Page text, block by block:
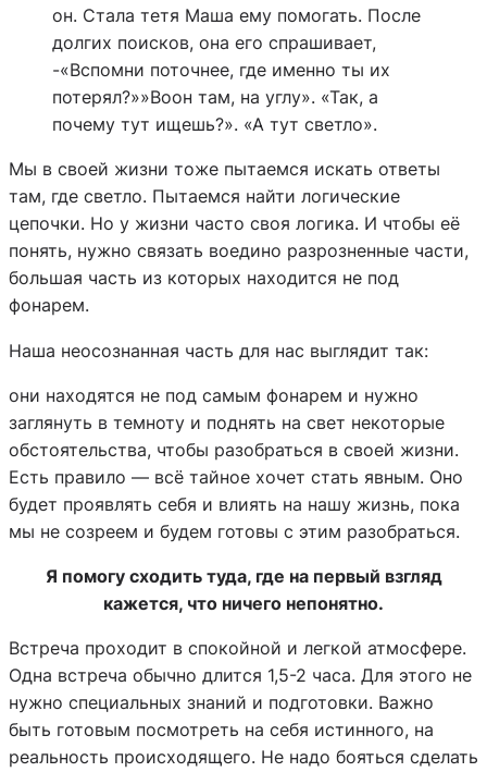
он. Стала тетя Маша ему помогать. После
долгих поисков, она его спрашивает,
-«Вспомни поточнее, где именно ты их
потерял?»»Воон там, на углу». «Так, а
почему тут ищешь?». «А тут светло».
Мы в своей жизни тоже пытаемся искать ответы
там, где светло. Пытаемся найти логические
цепочки. Но у жизни часто своя логика. И чтобы её
понять, нужно связать воедино разрозненные части,
большая часть из которых находится не под
фонарем.
Наша неосознанная часть для нас выглядит так:
они находятся не под самым фонарем и нужно
заглянуть в темноту и поднять на свет некоторые
обстоятельства, чтобы разобраться в своей жизни.
Есть правило — всё тайное хочет стать явным. Оно
будет проявлять себя и влиять на нашу жизнь, пока
мы не созреем и будем готовы с этим разобраться.
Я помогу сходить туда, где на первый взгляд
кажется, что ничего непонятно.
Встреча проходит в спокойной и легкой атмосфере.
Одна встреча обычно длится 1,5-2 часа. Для этого не
нужно специальных знаний и подготовки. Важно
быть готовым посмотреть на себя истинного, на
реальность происходящего. Не надо бояться сделать